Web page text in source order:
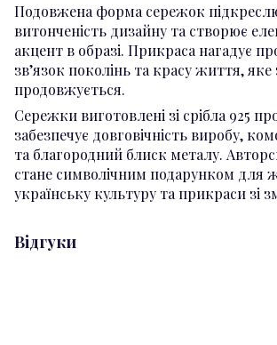
Подовжена форма сережок
витонченість дизайну та створює
акцент в образі. Прикраса нагадує
зв’язок поколінь та красу життя,
продовжується.
Сережки виготовлені зі срібла 925
забезпечує довговічність виробу,
та благородний блиск металу.
стане символічним подарунком для
українську культуру та прикраси зі
Відгуки